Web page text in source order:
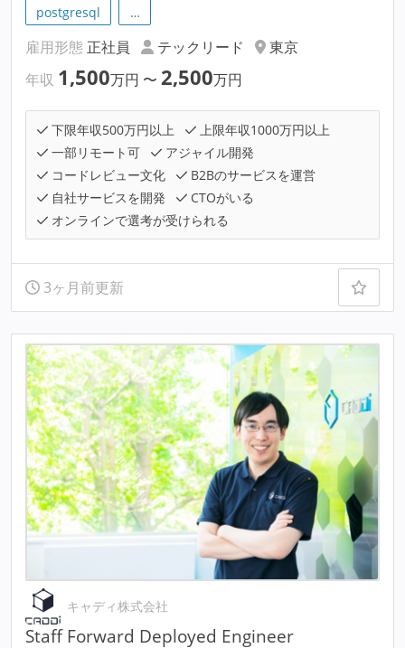
postgresql
…
雇用形態 正社員 テックリード
東京
年収 1,500万円 〜 2,500万円
下限年収500万円以上
上限年収1000万円以上
一部リモート可
アジャイル開発
コードレビュー文化
B2Bのサービスを運営
自社サービスを開発
CTOがいる
オンラインで選考が受けられる
3ヶ月前更新
キャディ株式会社
Staff Forward Deployed Engineer